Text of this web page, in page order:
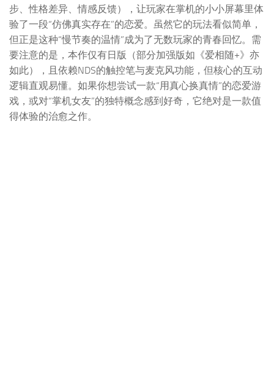
步、性格差异、情感反馈），让玩家在掌机的小小屏幕里体
验了一段“仿佛真实存在”的恋爱。虽然它的玩法看似简单，
但正是这种“慢节奏的温情”成为了无数玩家的青春回忆。需
要注意的是，本作仅有日版（部分加强版如《爱相随+》亦
如此），且依赖NDS的触控笔与麦克风功能，但核心的互动
逻辑直观易懂。如果你想尝试一款“用真心换真情”的恋爱游
戏，或对“掌机女友”的独特概念感到好奇，它绝对是一款值
得体验的治愈之作。